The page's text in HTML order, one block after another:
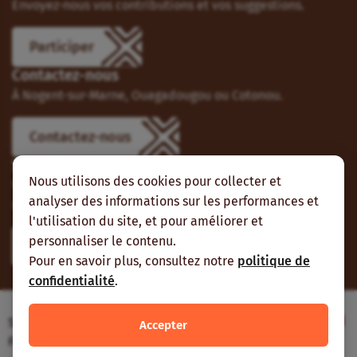
Nous utilisons des cookies pour collecter et
analyser des informations sur les performances et
l'utilisation du site, et pour améliorer et
personnaliser le contenu.
Pour en savoir plus, consultez notre politique de
confidentialité.
Accepter
Envoyez-nous vos contributions et vos suggestions.
Participer
Contactez-nous
À Nogent-sur-Marne, Ouagadougou ou Cotonou.
Contactez-nous
Suivez-nous
Vous pouvez aussi vous abonner à nos flux RSS et nous
suivre sur les réseaux sociaux.
Site web réalisé avec le soutien de l’Agence
Française de Développement